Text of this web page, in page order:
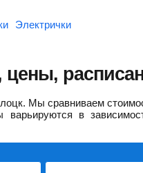
Электрички
Мы сравниваем
в